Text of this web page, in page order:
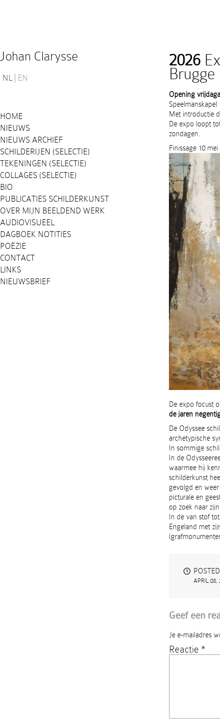
Johan Clarysse
NL EN
HOME
NIEUWS
NIEUWS ARCHIEF
SCHILDERIJEN (SELECTIE)
TEKENINGEN (SELECTIE)
COLLAGES (SELECTIE)
BIO
PUBLICATIES SCHILDERKUNST
OVER MIJN BEELDEND WERK
AUDIOVISUEEL
DAGBOEK NOTITIES
POËZIE
CONTACT
LINKS
NIEUWSBRIEF
2026
Brugge
Opening
Speelmanskapel
Met introductie
De expo loopt
zondagen.
Finissage 10
De expo focust
de jaren
De Odyssee
archetypische
In sommige
In de
waarmee hij
schilderkunst
gevolgd en
picturale en
op zoek naar
In de van stof
Engeland met
APRIL 08,
Geef een
Je e-mailadres
Reactie *